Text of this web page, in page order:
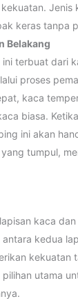
Jenis
keras tanpa
Belakang
ini terbuat dari
proses
kaca
biasa.
ini akan
tumpul,
kaca dan
kedua
kekuatan
pilihan utama